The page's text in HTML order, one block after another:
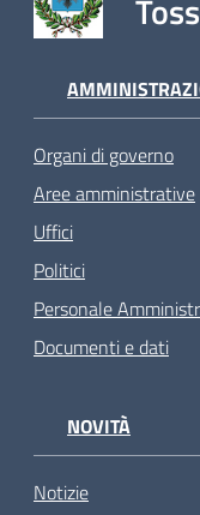
Organi di governo
Aree amministrative
Uffici
Politici
Personale
Documenti e dati
NOVITÀ
Notizie